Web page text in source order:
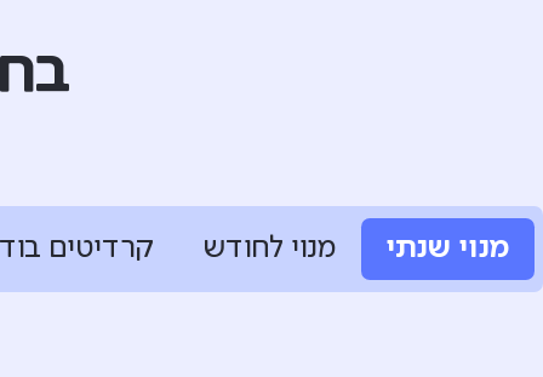
מנוי שנתי מנוי לחודש קרדיטים